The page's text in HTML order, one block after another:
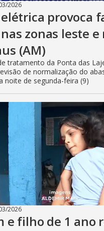
2026
elétrica provoca
zonas leste
(AM)
tratamento da Ponta das
de normalização do
noite de segunda-feira (9)
2026
e filho de 1 ano